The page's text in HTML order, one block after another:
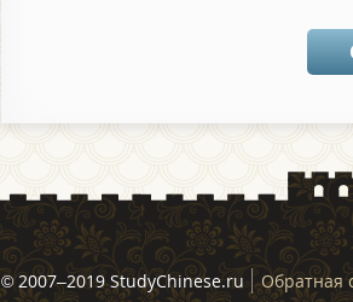
© 2007–2019 StudyChinese.ru Обратная